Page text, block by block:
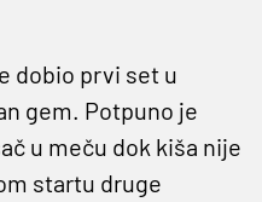
dobio prvi set u
gem. Potpuno je
u meču dok kiša nije
startu druge